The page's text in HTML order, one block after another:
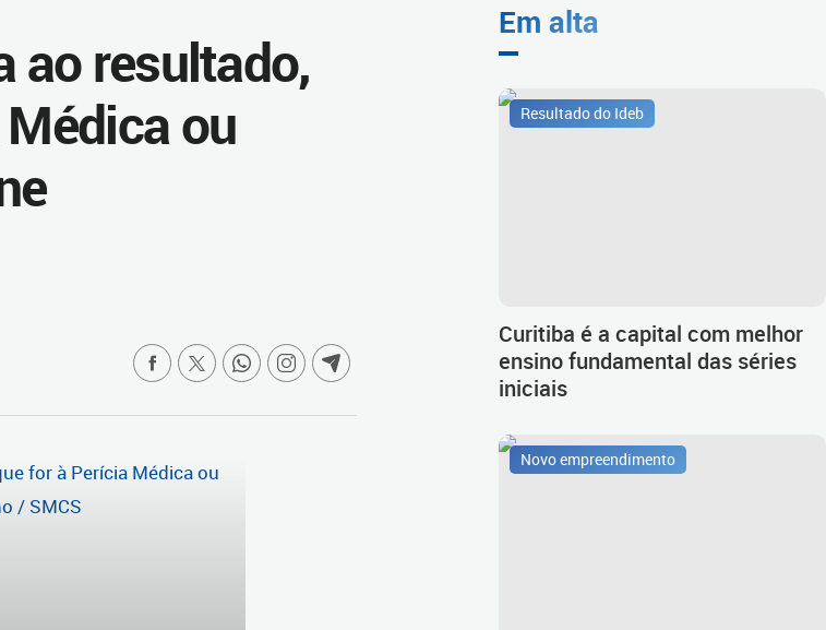
ao resultado,
ou
Em alta
Resultado do Ideb
Curitiba é a capital com melhor
ensino fundamental das séries
iniciais
Novo empreendimento